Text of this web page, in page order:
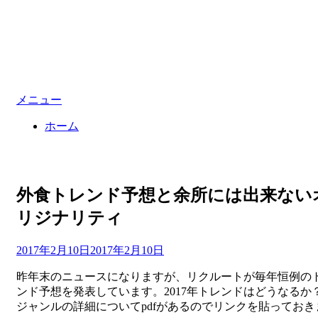
メニュー
ホーム
外食トレンド予想と余所には出来ない
リジナリティ
投稿者master
投
日:
2017年2月10日 2017年2月10日
昨年末のニュースになりますが、リクルートが毎年恒例の
ンド予想を発表しています。2017年トレンドはどうなるか
ジャンルの詳細についてpdfがあるのでリンクを貼っておき